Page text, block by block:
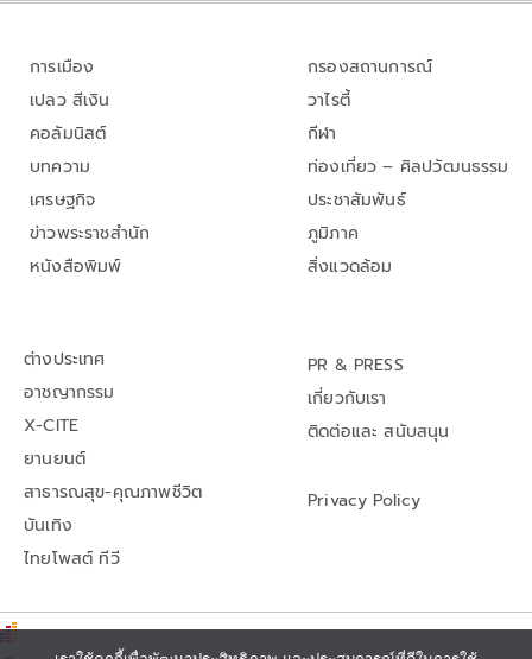
การเมือง
เปลว สีเงิน
คอลัมนิสต์
บทความ
เศรษฐกิจ
ข่าวพระราชสำนัก
หนังสือพิมพ์
กรองสถานการณ์
วาไรตี้
กีฬา
ท่องเที่ยว – ศิลปวัฒนธรรม
ประชาสัมพันธ์
ภูมิภาค
สิ่งแวดล้อม
ต่างประเทศ
อาชญากรรม
X-CITE
ยานยนต์
สาธารณสุข-คุณภาพชีวิต
บันเทิง
ไทยโพสต์ ทีวี
PR & PRESS
เกี่ยวกับเรา
ติดต่อและ สนับสนุน
Privacy Policy